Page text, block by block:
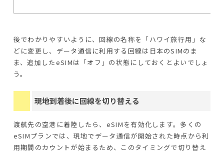
後でわかりやすいように、回線の名称を「ハワイ旅行用」な
どに変更し、データ通信に利用する回線は日本のSIMのま
ま、追加したeSIMは「オフ」の状態にしておくとよいでしょ
う。
現地到着後に回線を切り替える
渡航先の空港に着陸したら、eSIMを有効化します。多くの
eSIMプランでは、現地でデータ通信が開始された時点から利
用期間のカウントが始まるため、このタイミングで切り替え